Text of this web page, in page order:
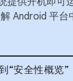
Android 平台
“安全性概览”